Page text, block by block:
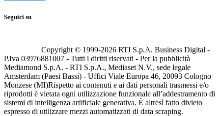
Seguici su
Copyright © 1999-2026 RTI S.p.A. Business Digital -
P.Iva 03976881007 - Tutti i diritti riservati - Per la pubblicità
Mediamond S.p.A. - RTI S.p.A., Mediaset N.V., sede legale
Amsterdam (Paesi Bassi) - Uffici Viale Europa 46, 20093 Cologno
Monzese (MI)Rispetto ai contenuti e ai dati personali trasmessi e/o
riprodotti è vietata ogni utilizzazione funzionale all’addestramento di
sistemi di intelligenza artificiale generativa. È altresì fatto divieto
espresso di utilizzare mezzi automatizzati di data scraping.